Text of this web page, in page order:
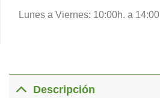
Lunes a Viernes: 10:00h. a
Descripción